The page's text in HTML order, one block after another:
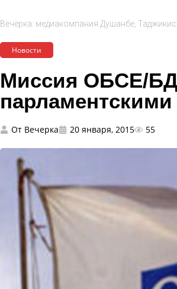
Вечёрка: медиакомпания Душанбе,
Новости
Миссия ОБСЕ/
От Вечерка 20 января, 2015 55